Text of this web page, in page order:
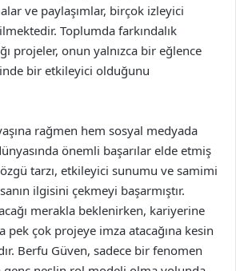
ve paylaşımlar, birçok izleyici
Toplumda farkındalık
projeler, onun yalnızca bir eğlence
bir etkileyici olduğunu
rağmen hem sosyal medyada
önemli başarılar elde etmiş
tarzı, etkileyici sunumu ve samimi
ilgisini çekmeyi başarmıştır.
merakla beklenirken, kariyerine
pek çok projeye imza atacağına kesin
Berfu Güven, sadece bir fenomen